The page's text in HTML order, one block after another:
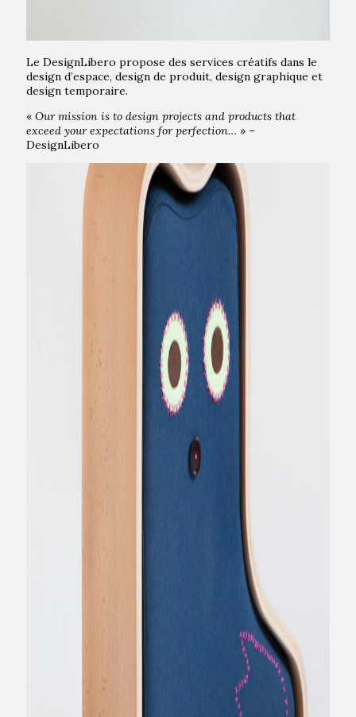
Le DesignLibero propose des services créatifs dans le
design d’espace, design de produit, design graphique et
design temporaire.
« Our mission is to design projects and products that
exceed your expectations for perfection… » –
DesignLibero